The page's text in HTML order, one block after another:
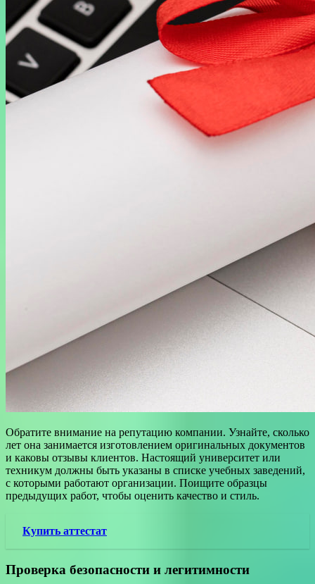
Обратите внимание на репутацию компании. Узнайте, сколько
лет она занимается изготовлением оригинальных документов
и каковы отзывы клиентов. Настоящий университет или
техникум должны быть указаны в списке учебных заведений,
с которыми работают организации. Поищите образцы
предыдущих работ, чтобы оценить качество и стиль.
Купить аттестат
Проверка безопасности и легитимности